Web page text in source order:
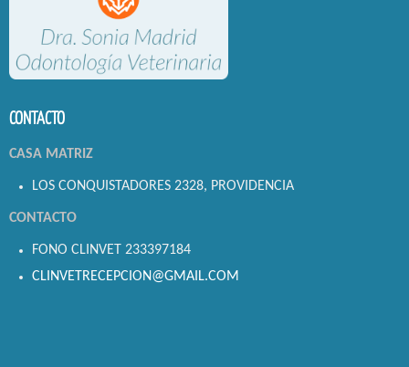
CONTACTO
CASA MATRIZ
LOS CONQUISTADORES 2328, PROVIDENCIA
CONTACTO
FONO CLINVET 233397184
CLINVETRECEPCION@GMAIL.COM